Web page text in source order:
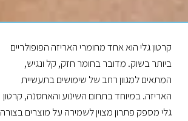
קרטון גלי הוא אחד מחומרי האריזה הפופולריים
ביותר בשוק. מדובר בחומר חזק, קל ונגיש,
המתאים למגוון רחב של שימושים בתעשיית
האריזה. במיוחד בתחום השינוע והאחסנה, קרטון
גלי מספק פתרון מצוין לשמירה על מוצרים בצורה